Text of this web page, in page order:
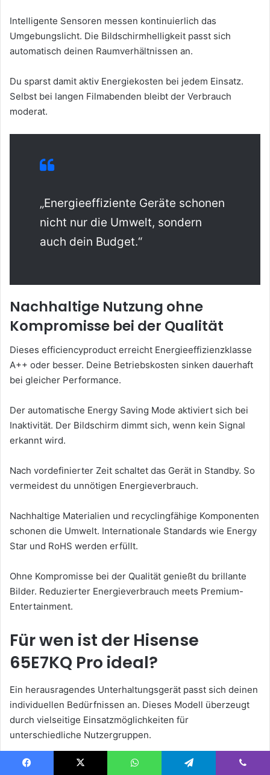
Intelligente Sensoren messen kontinuierlich das
Umgebungslicht. Die Bildschirmhelligkeit passt sich
automatisch deinen Raumverhältnissen an.
Du sparst damit aktiv Energiekosten bei jedem Einsatz.
Selbst bei langen Filmabenden bleibt der Verbrauch
moderat.
„Energieeffiziente Geräte schonen
nicht nur die Umwelt, sondern
auch dein Budget.“
Nachhaltige Nutzung ohne
Kompromisse bei der Qualität
Dieses efficiencyproduct erreicht Energieeffizienzklasse
A++ oder besser. Deine Betriebskosten sinken dauerhaft
bei gleicher Performance.
Der automatische Energy Saving Mode aktiviert sich bei
Inaktivität. Der Bildschirm dimmt sich, wenn kein Signal
erkannt wird.
Nach vordefinierter Zeit schaltet das Gerät in Standby. So
vermeidest du unnötigen Energieverbrauch.
Nachhaltige Materialien und recyclingfähige Komponenten
schonen die Umwelt. Internationale Standards wie Energy
Star und RoHS werden erfüllt.
Ohne Kompromisse bei der Qualität genießt du brillante
Bilder. Reduzierter Energieverbrauch meets Premium-
Entertainment.
Für wen ist der Hisense
65E7KQ Pro ideal?
Ein herausragendes Unterhaltungsgerät passt sich deinen
individuellen Bedürfnissen an. Dieses Modell überzeugt
durch vielseitige Einsatzmöglichkeiten für
unterschiedliche Nutzergruppen.
Perfekter Fernseher für Film- und